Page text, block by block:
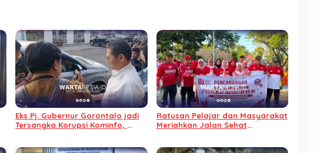
Eks Pj. Gubernur Gorontalo jadi
Tersangka Korupsi Kominfo,
Ratusan Pelajar dan Masyarakat
Meriahkan Jalan Sehat